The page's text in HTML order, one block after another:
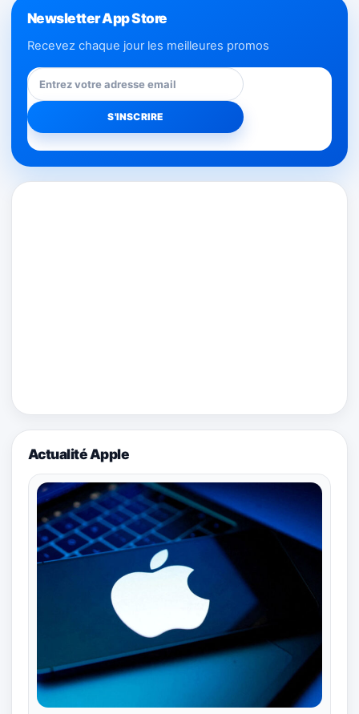
Newsletter App Store
Recevez chaque jour les meilleures promos
Actualité Apple